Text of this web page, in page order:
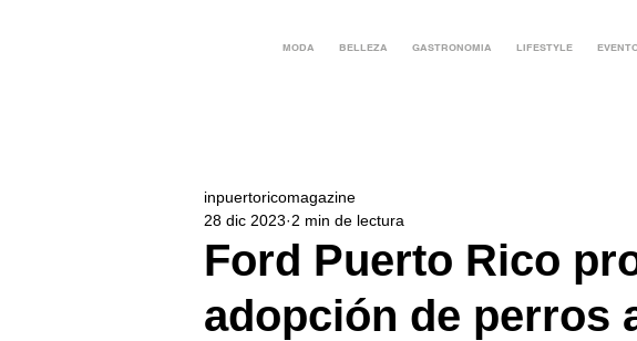
MODA BELLEZA GASTRONOMIA LIFESTYLE
Ford Puerto Rico
adopción de perros
inpuertoricomagazine
28 dic 2023 2 min de lectura